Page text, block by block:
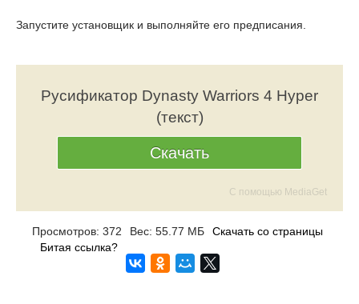
Запустите установщик и выполняйте его предписания.
Русификатор Dynasty Warriors 4 Hyper
(текст)
Скачать
С помощью MediaGet
Просмотров: 372 Вес: 55.77 МБ
Скачать со страницы
Битая ссылка?